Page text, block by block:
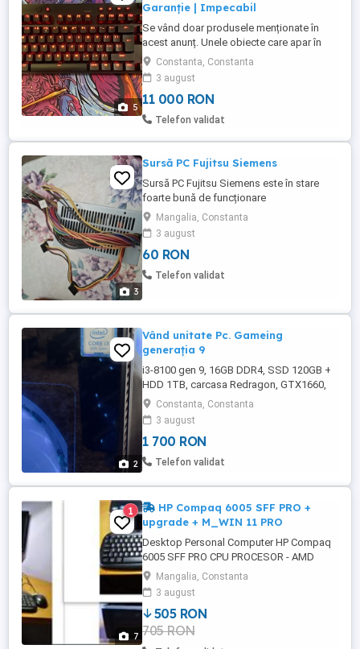
5
Garanție | Impecabil
Se vând doar produsele menționate în
acest anunț. Unele obiecte care apar în
fotografii sunt folosite doar pentru
prezentare și nu fac parte din vânzare.
Vând un setup gaming premium,
achiziționat pentru uz personal, aflat într-o
stare impecabilă, fără defecte ascunse,
Constanta, Constanta
3 august
11 000 RON
Telefon validat
3
Sursă PC Fujitsu Siemens
Sursă PC Fujitsu Siemens este în stare
foarte bună de funcționare
Mangalia, Constanta
3 august
60 RON
Telefon validat
2
Vând unitate Pc. Gameing
generația 9
i3-8100 gen 9, 16GB DDR4, SSD 120GB +
HDD 1TB, carcasa Redragon, GTX1660,
Windows 10 Home licențiat . Ridicare
personală în Constanța.
Constanta, Constanta
3 august
1 700 RON
Telefon validat
7
1
HP Compaq 6005 SFF PRO +
upgrade + M_WIN 11 PRO
Desktop Personal Computer HP Compaq
6005 SFF PRO CPU PROCESOR - AMD
Athlon (tm) II X3 455 3,30 GHz MEMORIE -
4 GB DDR3 SSD PRINCIPAL - 150 GB
TASTATURA - HAMA cu simboluri
romanesti (ĂÎȘȚÂ) MOUSE - DELL
MONITOR - LG FLATRON W1946 RESTUL
ACCESORIILOR & CABLURI NECESARE OS
Mangalia, Constanta
3 august
505 RON
705 RON